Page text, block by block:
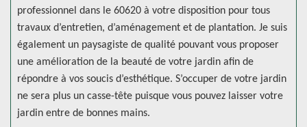
professionnel dans le 60620 à votre disposition pour tous
travaux d’entretien, d’aménagement et de plantation. Je suis
également un paysagiste de qualité pouvant vous proposer
une amélioration de la beauté de votre jardin afin de
répondre à vos soucis d’esthétique. S’occuper de votre jardin
ne sera plus un casse-tête puisque vous pouvez laisser votre
jardin entre de bonnes mains.